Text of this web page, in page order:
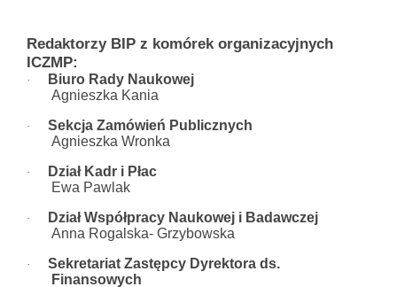
Redaktorzy BIP z komórek organizacyjnych
ICZMP:
·
Biuro Rady Naukowej
Agnieszka Kania
·
Sekcja Zamówień Publicznych
Agnieszka Wronka
·
Dział Kadr i Płac
Ewa Pawlak
·
Dział Współpracy Naukowej i Badawczej
Anna Rogalska- Grzybowska
·
Sekretariat Zastępcy Dyrektora ds.
Finansowych